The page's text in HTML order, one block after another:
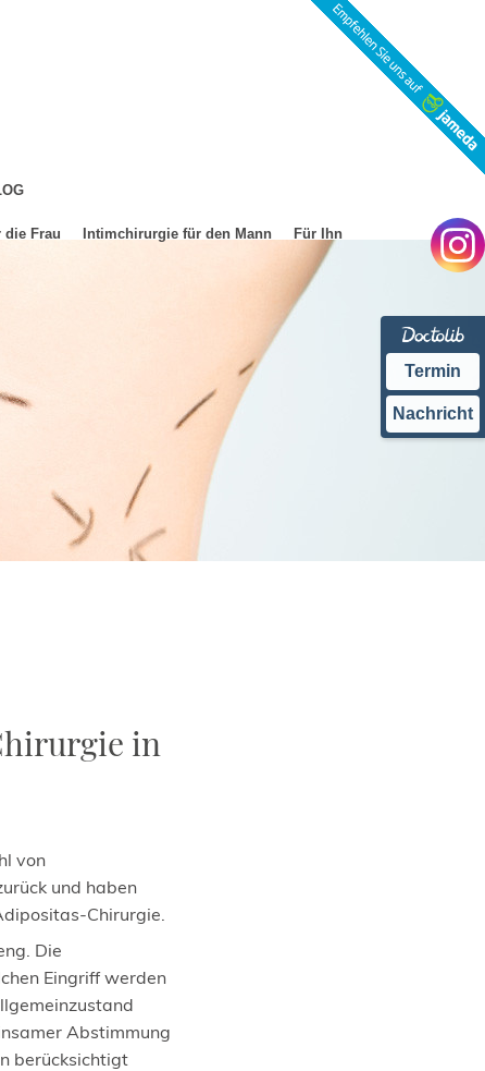
Termin
Nachricht
Frau Intimchirurgie für den Mann Für Ihn
in
von
und haben
Chirurgie.
Die
Eingriff werden
Abstimmung
berücksichtigt